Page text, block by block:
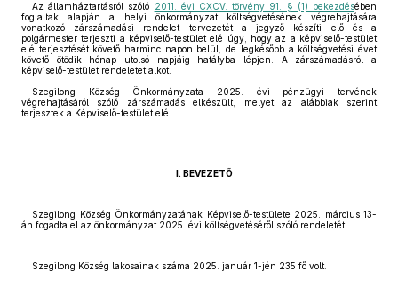
Az államháztartásról szóló 2011. évi CXCV. törvény 91. § (1) bekezdésében
foglaltak alapján a helyi önkormányzat költségvetésének végrehajtására
vonatkozó zárszámadási rendelet tervezetét a jegyző készíti elő és a
polgármester terjeszti a képviselő-testület elé úgy, hogy az a képviselő-testület
elé terjesztését követő harminc napon belül, de legkésőbb a költségvetési évet
követő ötödik hónap utolsó napjáig hatályba lépjen. A zárszámadásról a
képviselő-testület rendeletet alkot.
Szegilong Község Önkormányzata 2025. évi pénzügyi tervének
végrehajtásáról szóló zárszámadás elkészült, melyet az alábbiak szerint
terjesztek a Képviselő-testület elé.
I. BEVEZETŐ
Szegilong Község Önkormányzatának Képviselő-testülete 2025. március 13-
án fogadta el az önkormányzat 2025. évi költségvetéséről szóló rendeletét.
Szegilong Község lakosainak száma 2025. január 1-jén 235 fő volt.